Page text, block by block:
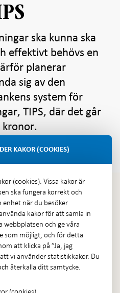
ska kunna ska
effektivt behövs en
planerar
sig av den
system för
TIPS, där det går
kronor.
artikeln
Betalningsrapport
...
Så
betalar
svenskarna
2019
...
gör...
ekonomi
KAKOR (COOKIES)
(cookies). Vissa kakor är
ska fungera korrekt och
enhet när du besöker
kakor för att samla in
och ge våra
som möjligt, och för detta
att klicka på ”Ja, jag
vi använder statistikkakor. Du
återkalla ditt samtycke.